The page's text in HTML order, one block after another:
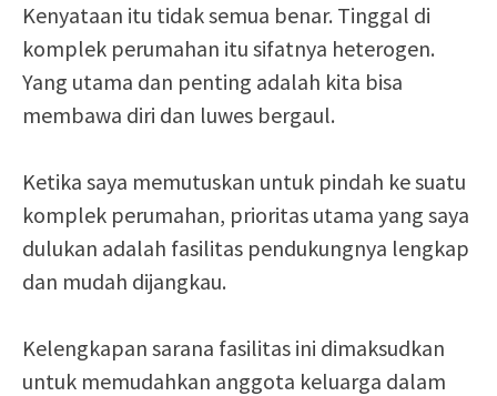
Kenyataan itu tidak semua benar. Tinggal di
komplek perumahan itu sifatnya heterogen.
Yang utama dan penting adalah kita bisa
membawa diri dan luwes bergaul.
Ketika saya memutuskan untuk pindah ke suatu
komplek perumahan, prioritas utama yang saya
dulukan adalah fasilitas pendukungnya lengkap
dan mudah dijangkau.
Kelengkapan sarana fasilitas ini dimaksudkan
untuk memudahkan anggota keluarga dalam